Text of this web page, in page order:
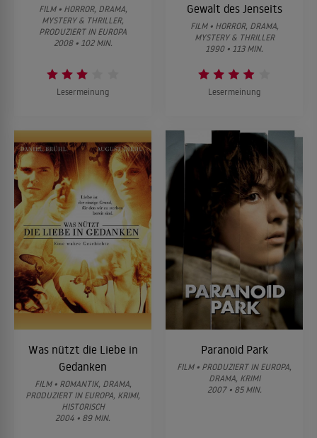
FILM • HORROR, DRAMA,
MYSTERY & THRILLER,
PRODUZIERT IN EUROPA
2008 • 102 MIN.
Lesermeinung
Gewalt des Jenseits
FILM • HORROR, DRAMA,
MYSTERY & THRILLER
1990 • 113 MIN.
Lesermeinung
Was nützt die Liebe in
Gedanken
FILM • ROMANTIK, DRAMA,
PRODUZIERT IN EUROPA, KRIMI,
HISTORISCH
2004 • 89 MIN.
Paranoid Park
FILM • PRODUZIERT IN EUROPA,
DRAMA, KRIMI
2007 • 85 MIN.